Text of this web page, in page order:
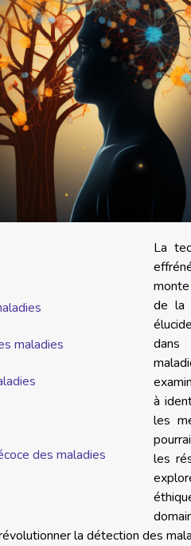
maladies
des maladies
La
de la
à
les
les
la détection des